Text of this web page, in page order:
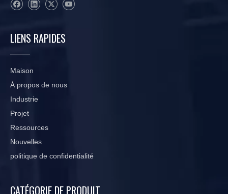
LIENS RAPIDES
Maison
À propos de nous
Industrie
Projet
Ressources
Nouvelles
politique de confidentialité
CATÉGORIE DE PRODUIT